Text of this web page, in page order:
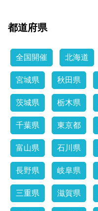
都道府県
全国開催 北海道
宮城県 秋田県
茨城県 栃木県
千葉県 東京都
富山県 石川県
長野県 岐阜県
三重県 滋賀県